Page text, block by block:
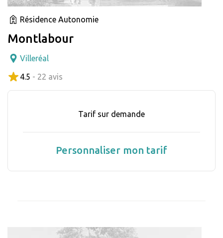
Résidence Autonomie
Montlabour
Villeréal
4.5 - 22 avis
Tarif sur demande
Personnaliser mon tarif